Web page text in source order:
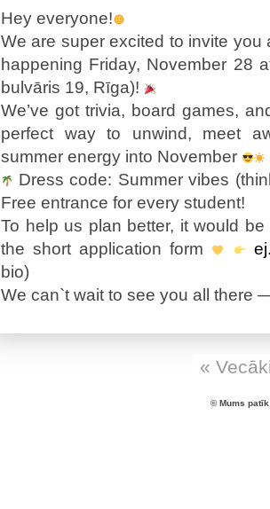
Hey everyone!
We are super excited to invite
happening Friday, November 28
bulvāris 19, Rīga)!
We’ve got trivia, board games,
perfect way to unwind, meet
summer energy into November
Dress code: Summer vibes
Free entrance for every student!
To help us plan better, it would
the short application form
bio)
We can`t wait to see you all there
«
© Mums